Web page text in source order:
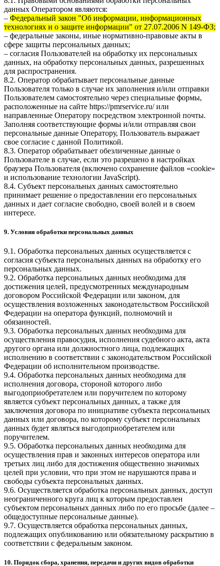
данных Оператором являются:
– Федеральный закон "Об информации, информационных
технологиях и о защите информации" от 27.07.2006 N 149-ФЗ;
– федеральные законы, иные нормативно-правовые акты в
сфере защиты персональных данных;
– согласия Пользователей на обработку их персональных
данных, на обработку персональных данных, разрешенных
для распространения.
8.2. Оператор обрабатывает персональные данные
Пользователя только в случае их заполнения и/или отправки
Пользователем самостоятельно через специальные формы,
расположенные на сайте https://pmrservice.ru/или
направленные Оператору посредством электронной почты.
Заполняя соответствующие формы и/или отправляя свои
персональные данные Оператору, Пользователь выражает
свое согласие с данной Политикой.
8.3. Оператор обрабатывает обезличенные данные о
Пользователе в случае, если это разрешено в настройках
браузера Пользователя (включено сохранение файлов «cookie»
и использование технологии JavaScript).
8.4. Субъект персональных данных самостоятельно
принимает решение о предоставлении его персональных
данных и дает согласие свободно, своей волей и в своем
интересе.
9. Условия обработки персональных данных
9.1. Обработка персональных данных осуществляется с
согласия субъекта персональных данных на обработку его
персональных данных.
9.2. Обработка персональных данных необходима для
достижения целей, предусмотренных международным
договором Российской Федерации или законом, для
осуществления возложенных законодательством Российской
Федерации на оператора функций, полномочий и
обязанностей.
9.3. Обработка персональных данных необходима для
осуществления правосудия, исполнения судебного акта, акта
другого органа или должностного лица, подлежащих
исполнению в соответствии с законодательством Российской
Федерации об исполнительном производстве.
9.4. Обработка персональных данных необходима для
исполнения договора, стороной которого либо
выгодоприобретателем или поручителем по которому
является субъект персональных данных, а также для
заключения договора по инициативе субъекта персональных
данных или договора, по которому субъект персональных
данных будет являться выгодоприобретателем или
поручителем.
9.5. Обработка персональных данных необходима для
осуществления прав и законных интересов оператора или
третьих лиц либо для достижения общественно значимых
целей при условии, что при этом не нарушаются права и
свободы субъекта персональных данных.
9.6. Осуществляется обработка персональных данных, доступ
неограниченного круга лиц к которым предоставлен
субъектом персональных данных либо по его просьбе (далее –
общедоступные персональные данные).
9.7. Осуществляется обработка персональных данных,
подлежащих опубликованию или обязательному раскрытию в
соответствии с федеральным законом.
10. Порядок сбора, хранения, передачи и других видов обработки